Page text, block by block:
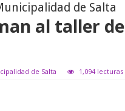
de Salta
al taller
de Salta 1,094 lecturas